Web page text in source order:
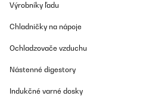
Výrobníky ľadu
Chladničky na nápoje
Ochladzovače vzduchu
Nástenné digestory
Indukčné varné dosky